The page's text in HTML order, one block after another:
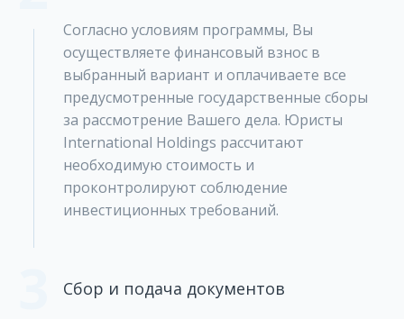
Согласно условиям программы, Вы
осуществляете финансовый взнос в
выбранный вариант и оплачиваете все
предусмотренные государственные сборы
за рассмотрение Вашего дела. Юристы
International Holdings рассчитают
необходимую стоимость и
проконтролируют соблюдение
инвестиционных требований.
Сбор и подача документов